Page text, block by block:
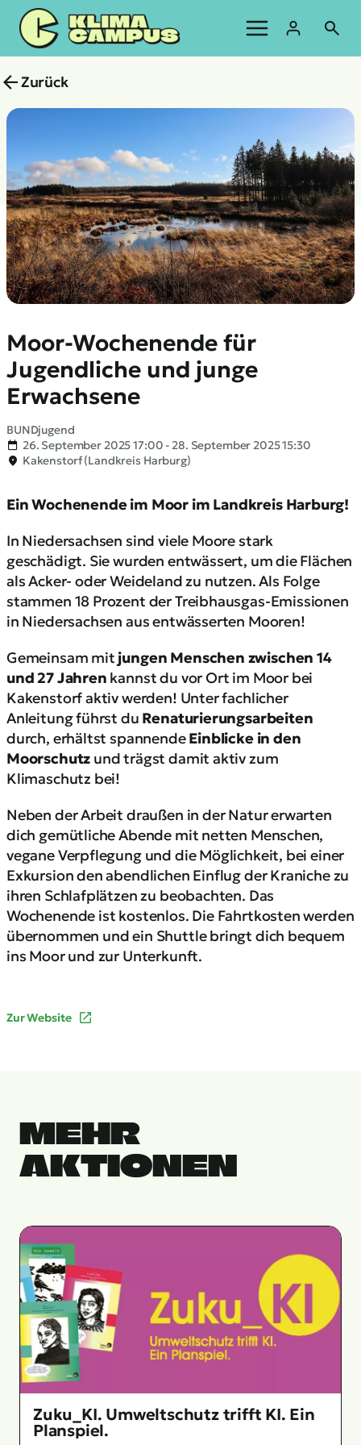
Zum
Inhalt
springen
Zurück
Moor-Wochenende für
Jugendliche und junge
Erwachsene
BUNDjugend
26. September 2025 17:00 - 28. September 2025 15:30
Kakenstorf (Landkreis Harburg)
Ein Wochenende im Moor im Landkreis Harburg!
In Niedersachsen sind viele Moore stark
geschädigt. Sie wurden entwässert, um die Flächen
als Acker- oder Weideland zu nutzen. Als Folge
stammen 18 Prozent der Treibhausgas-Emissionen
in Niedersachsen aus entwässerten Mooren!
Gemeinsam mit jungen Menschen zwischen 14
und 27 Jahren kannst du vor Ort im Moor bei
Kakenstorf aktiv werden! Unter fachlicher
Anleitung führst du Renaturierungsarbeiten
durch, erhältst spannendeEinblicke in den
Moorschutz und trägst damit aktiv zum
Klimaschutz bei!
Neben der Arbeit draußen in der Natur erwarten
dich gemütliche Abende mit netten Menschen,
vegane Verpflegung und die Möglichkeit, bei einer
Exkursion den abendlichen Einflug der Kraniche zu
ihren Schlafplätzen zu beobachten. Das
Wochenende ist kostenlos. Die Fahrtkosten werden
übernommen und ein Shuttle bringt dich bequem
ins Moor und zur Unterkunft.
Zur Website
MEHR
AKTIONEN
Zuku_KI. Umweltschutz trifft KI. Ein
Planspiel.